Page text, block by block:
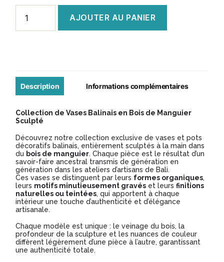
Manguier
-
VB075
AJOUTER AU PANIER
Description Informations complémentaires
Collection de Vases Balinais en Bois de Manguier
Sculpté
Découvrez notre collection exclusive de vases et pots
décoratifs balinais, entièrement sculptés à la main dans
du bois de manguier. Chaque pièce est le résultat d’un
savoir-faire ancestral transmis de génération en
génération dans les ateliers d’artisans de Bali.
Ces vases se distinguent par leurs formes organiques,
leurs motifs minutieusement gravés et leursfinitions
naturelles ou teintées, qui apportent à chaque
intérieur une touche d’authenticité et d’élégance
artisanale.
Chaque modèle est unique : le veinage du bois, la
profondeur de la sculpture et les nuances de couleur
diffèrent légèrement d’une pièce à l’autre, garantissant
une authenticité totale.